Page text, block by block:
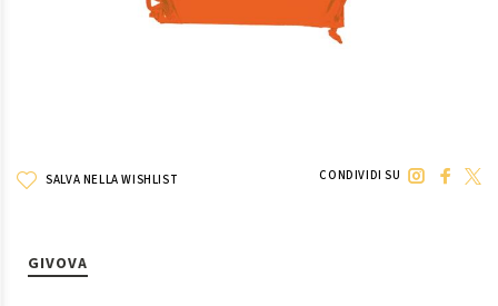
SALVA NELLA WISHLIST CONDIVIDI SU
GIVOVA